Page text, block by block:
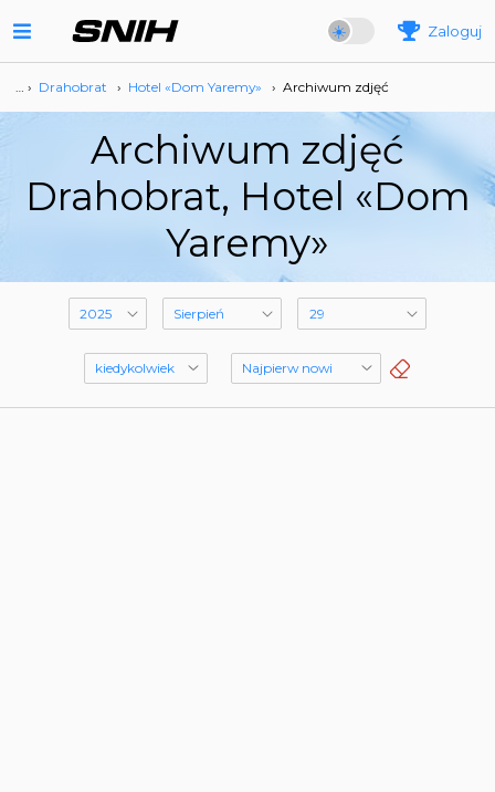
Zaloguj
… › Drahobrat › Hotel «Dom Yaremy» › Archiwum zdjęć
Archiwum zdjęć
Drahobrat, Hotel «Dom
Yaremy»